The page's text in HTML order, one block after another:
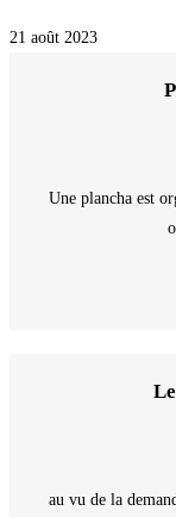
21 août 2023
Une plancha est
au vu de la